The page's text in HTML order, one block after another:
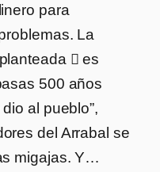
para
La
 es
500 años
al pueblo”,
del Arrabal se
migajas. Y…